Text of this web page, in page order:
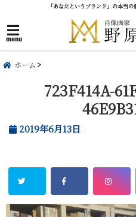
「あなたというブランド」の本当
menu
ホーム
723F414A-
2019年6月13日